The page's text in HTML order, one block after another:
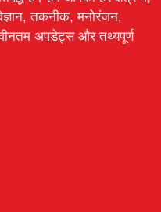
तकनीक, मनोरंजन,
अपडेट्स और तथ्यपूर्ण